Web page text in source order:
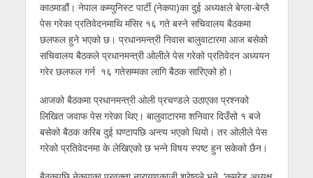
काठमाडौं। नेपाल कम्युनिस्ट पार्टी (नेकपा)का दुई अध्यक्षले बेग्ला-बेग्लै
पेस गरेका प्रतिवेदनमाथि मंसिर १६ गते बस्ने सचिवालय बैठकमा
छलफल हुने भएको छ। प्रधानमन्त्री निवास बालुवाटारमा आज बसेको
सचिवालय बैठकले प्रधानमन्त्री ओलीले पेस गरेको प्रतिवेदन अध्ययन
गरेर छलफल गर्न १६ गतेसम्मका लागि बैठक सारिएको हो।
आजको बैठकमा प्रधानमन्त्री ओली प्रचण्डले उठाएका प्रश्नको
लिखित जवाफ पेस गरेका थिए। बालुवाटारमा शनिवार दिउँसो १ बजे
बसेको बैठक करिब दुई घण्टापछि अन्त्य भएको थियो। तर ओलीले पेस
गरेको प्रतिवेदनमा के लेखिएको छ भन्ने विषय स्पष्ट हुन सकेको छैन।